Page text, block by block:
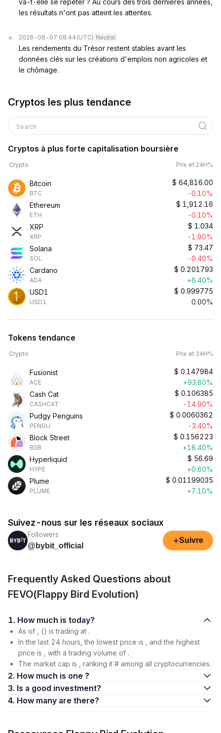
va-t-elle se répéter ? Au cours des trois dernières années,
les résultats n'ont pas atteint les attentes.
2026-08-07 08:44 (UTC) Neutral
Les rendements du Trésor restent stables avant les
données clés sur les créations d'emplois non agricoles et
le chômage.
Cryptos les plus tendance
Search
Cryptos à plus forte capitalisation boursière
Crypto Prix et 24H%
Bitcoin
BTC
$ 64,816.00
-0.10%
Ethereum
ETH
$ 1,912.16
-0.10%
XRP
XRP
$ 1.034
-1.90%
Solana
SOL
$ 73.47
-0.40%
Cardano
ADA
$ 0.201793
+6.40%
USD1
USD1
$ 0.999775
0.00%
Tokens tendance
Crypto Prix et 24H%
Fusionist
ACE
$ 0.147984
+93.80%
Cash Cat
CASHCAT
$ 0.106385
-14.90%
Pudgy Penguins
PENGU
$ 0.0060362
-3.40%
Block Street
BSB
$ 0.156223
+18.40%
Hyperliquid
HYPE
$ 56.69
+0.80%
Plume
PLUME
$ 0.01199035
+7.10%
Suivez-nous sur les réseaux sociaux
Followers
@bybit_official
+Suivre
Frequently Asked Questions about
FEVO(Flappy Bird Evolution)
1. How much is today?
As of , () is trading at .
In the last 24 hours, the lowest price is , and the highest
price is , with a trading volume of .
The market cap is , ranking it # among all cryptocurrencies.
2. How much is one ?
3. Is a good investment?
4. How many are there?